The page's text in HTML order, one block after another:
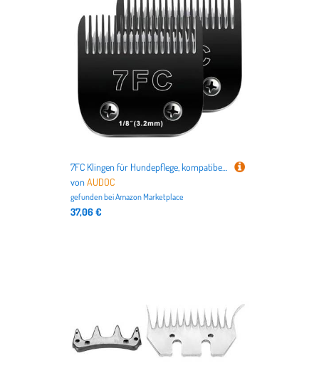
7FC Klingen für Hundepflege, kompatibel mit Andis-Hunde-Schermaschinen, kompatibel mit Oster A5, Wahl km10 Hunde-Schermaschine für Tiere, Hunde, Katzen, Pferde, 2 Stück
vonAUDOC
gefunden beiAmazon Marketplace
37,06 €